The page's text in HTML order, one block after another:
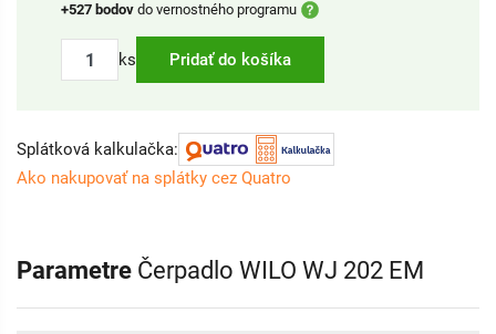
+527 bodov do vernostného programu
ks Pridať do košíka
Splátková kalkulačka:
Ako nakupovať na splátky cez Quatro
Parametre Čerpadlo WILO WJ 202 EM